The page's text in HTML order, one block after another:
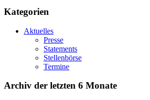
Kategorien
Aktuelles
Presse
Statements
Stellenbörse
Termine
Archiv der letzten 6 Monate